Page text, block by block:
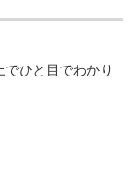
ひと目でわかり